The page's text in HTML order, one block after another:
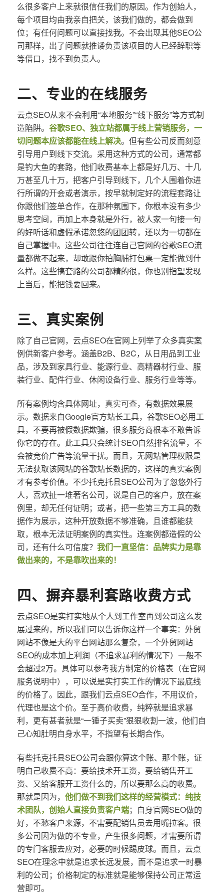
么很多客户上来就很信任我们的原因。作为创始人，
每个项目均由我亲自把关，该我们做的，都会做到
位；有任何问题可以直接找我。不会出现其他SEO公
司那样，出了问题就推诿负责该项目的人已经辞职等
等借口，找不到负责人。
二、专业的在线服务
云点SEO从来不会利用“本地服务”“线下服务”等方式制
造陷阱。 谷歌SEO、独立站都属于线上营销服务，一
切问题本应该都能在线上解决。但有些公司反而刻意
引导用户到线下交流。采用这种方式的公司，通常都
是钓大鱼的套路，他们收费基本上都是好几万、十几
万甚至几十万，把客户引导到线下，几个人围着你进
行所谓的开会或者演示，按早就制定好的流程套路让
你跟他们签单合作，在那种氛围下，你根本没有多少
思考空间，再加上本身就是外行，被人家一句接一句
的好听话和虚假承诺忽悠的团团转，还以为一切都在
自己掌握中。这些公司往往连自己官网的谷歌SEO流
量都做不起来，却敢跟你拍胸脯打包票一定能做到什
么样。这些搞套路的公司都精的很，你也别指望发现
上当后，能把钱要回来。
三、真实案例
除了自己官网，云点SEO在官网上列举了众多真实案
例供新客户参考。涵盖B2B、B2C，从日用品到工业
品，涉及到家具行业、能源行业、高精器材行业、服
装行业、配件行业、休闲设备行业、服务行业等等。
所有案例均含具体网址，真实可查，有数据效果展
示。数据来自Google官方站长工具，谷歌SEO必用工
具，不要再被假数据欺骗，很多服务商根本不敢告诉
你它的存在。此工具只会统计SEO自然排名流量，不
会被竞价广告等流量干扰。而且，无网站管理权限是
无法获取该网站的谷歌站长数据的，这样的真实案例
才有参考价值。不少托克托县SEO公司为了忽悠外行
人，喜欢扯一堆著名公司，说是自己的客户，放在案
例里，却无任何证明；或者，把一些第三方工具的数
据作为展示，这种开放数据不够准确，且谁都能获
取，根本无法证明案例的真实性。连案例都造假的公
司，还有什么可信度？ 我们一直坚信：品牌实力是靠
做出来的，不是靠吹出来的！
四、摒弃暴利套路收费方式
云点SEO是实打实地从个人到工作室再到公司这么发
展过来的，所以我们可以告诉你这样一个事实：外贸
网站不像是大的平台网站那么复杂，一个外贸网站
SEO的成本加上利润（不追求暴利的情况下）一般不
会超过2万。具体可以参考我方制定的价格表（在官网
服务说明中），可以说是实打实工作的情况下最底线
的价格了。因此，跟我们云点SEO合作，不用议价，
代理也是这个价。至于高价收费，纯粹就是追求暴
利，更有甚者就是“一锤子买卖”狠狠收割一波，他们自
己心知肚明自身水平，不指望有长期合作。
有些托克托县SEO公司会跟你算这个账、那个账，证
明自己收费不高：要给技术开工资，要给销售开工
资、又给客服开工资什么的，所以要那么高的收费。
那就是因为， 他们做不到我们这样的经营模式：纯技
术团队，创始人直接负责客户端；自身官网SEO做的
好，不愁客户来源，不需要配销售员去用嘴拉客。很
多公司因为做的不专业，产生很多问题，才需要所谓
的专门客服去应对，必要的时候踢皮球。而且，云点
SEO在理念中就是追求长远发展，而不是追求一时暴
利的公司；价格制定的标准就是能够保持公司正常运
营即可。